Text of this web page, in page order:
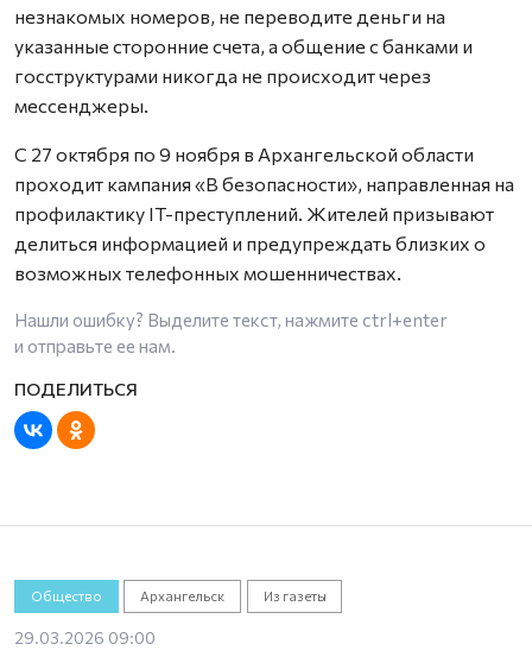
незнакомых номеров, не переводите деньги на
указанные сторонние счета, а общение с банками и
госструктурами никогда не происходит через
мессенджеры.
С 27 октября по 9 ноября в Архангельской области
проходит кампания «В безопасности», направленная на
профилактику IT-преступлений. Жителей призывают
делиться информацией и предупреждать близких о
возможных телефонных мошенничествах.
Нашли ошибку? Выделите текст, нажмите ctrl+enter
и отправьте ее нам.
Общество Архангельск Из газеты
29.03.2026 09:00